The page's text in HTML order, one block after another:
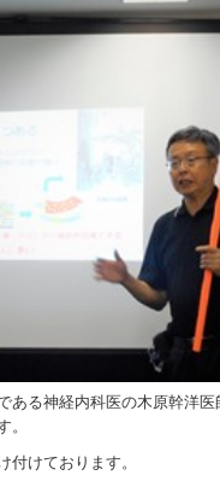
ある神経内科医の木原幹洋
。
付けております。